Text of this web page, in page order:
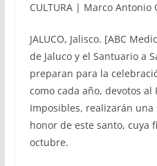
CULTURA | Marco Antonio
JALUCO, Jalisco. [ABC
de Jaluco y el Santuario a
preparan para la
como cada año, devotos al
Imposibles, realizarán
honor de este santo, cuya
octubre.